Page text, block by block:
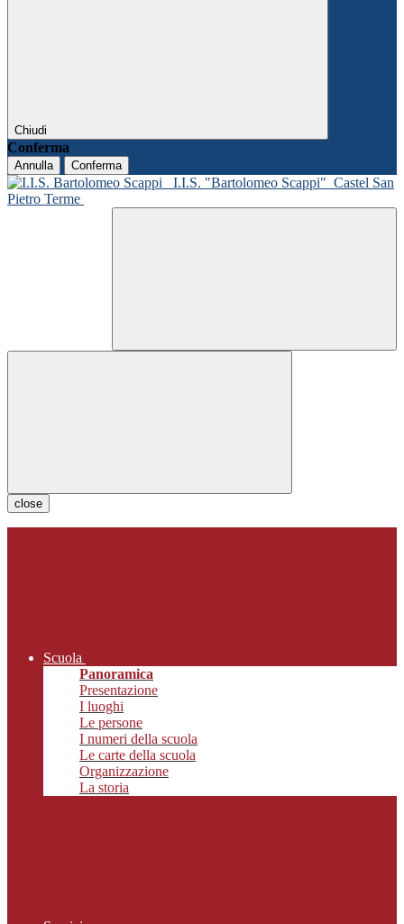
Chiudi
Conferma
Annulla Conferma
I.I.S. "Bartolomeo Scappi" Castel San
Pietro Terme
close
Scuola
Panoramica
Presentazione
I luoghi
Le persone
I numeri della scuola
Le carte della scuola
Organizzazione
La storia